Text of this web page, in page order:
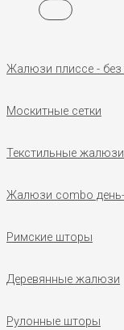
Жалюзи плиссе - без
Москитные сетки
Текстильные жалюзи
Жалюзи combo
Римские шторы
Деревянные жалюзи
Рулонные шторы